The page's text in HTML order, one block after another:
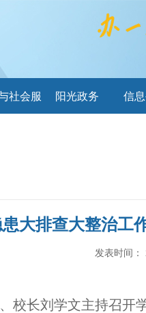
社会服 阳光政务 信
大排查大整治工
发表时间：
校长刘学文主持召